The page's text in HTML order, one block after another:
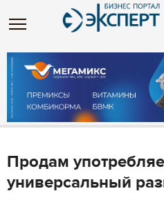
Продам
универсальный